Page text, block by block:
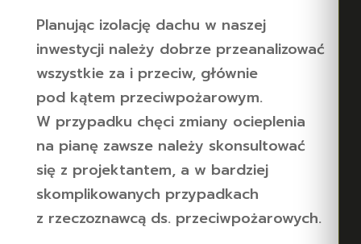
Planując izolację dachu w naszej
inwestycji należy dobrze przeanalizować
wszystkie za i przeciw, głównie
pod kątem przeciwpożarowym.
W przypadku chęci zmiany ocieplenia
na pianę zawsze należy skonsultować
się z projektantem, a w bardziej
skomplikowanych przypadkach
z rzeczoznawcą ds. przeciwpożarowych.